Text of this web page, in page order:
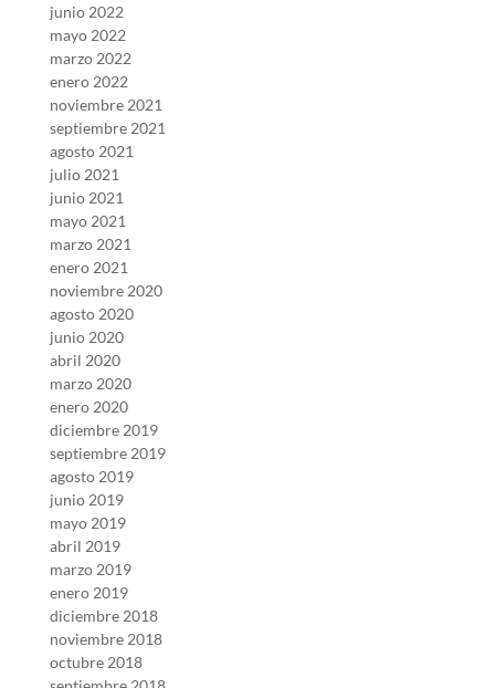
junio 2022
mayo 2022
marzo 2022
enero 2022
noviembre 2021
septiembre 2021
agosto 2021
julio 2021
junio 2021
mayo 2021
marzo 2021
enero 2021
noviembre 2020
agosto 2020
junio 2020
abril 2020
marzo 2020
enero 2020
diciembre 2019
septiembre 2019
agosto 2019
junio 2019
mayo 2019
abril 2019
marzo 2019
enero 2019
diciembre 2018
noviembre 2018
octubre 2018